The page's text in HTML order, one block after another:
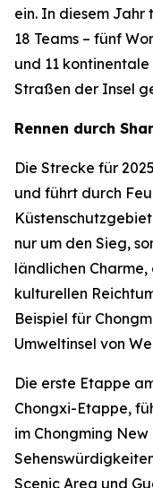
ein. In diesem Jahr
18 Teams – fünf
und 11
Straßen der Insel
Rennen durch
Die Strecke für
und führt durch
nur um den Sieg,
ländlichen
kulturellen
Beispiel für
Umweltinsel von
Die erste Etappe
Chongxi-Etappe,
im Chongming
Scenic Area und